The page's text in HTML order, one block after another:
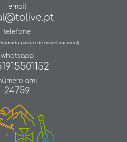
email
telefone
para rede móvel nacional)
whatsapp
ami
24759